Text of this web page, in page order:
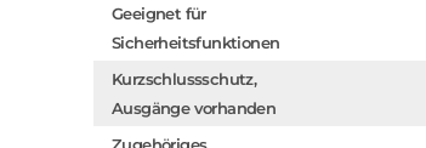
Geeignet für
Sicherheitsfunktionen
Kurzschlussschutz,
Ausgänge vorhanden